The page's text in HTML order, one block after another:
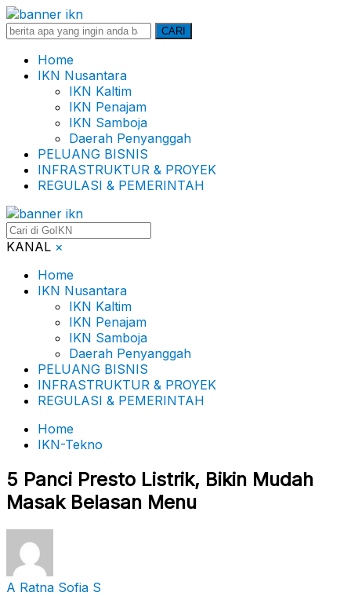
Search
CARI
Home
IKN Nusantara
IKN Kaltim
IKN Penajam
IKN Samboja
Daerah Penyanggah
PELUANG BISNIS
INFRASTRUKTUR & PROYEK
REGULASI & PEMERINTAH
KANAL ×
Home
IKN Nusantara
IKN Kaltim
IKN Penajam
IKN Samboja
Daerah Penyanggah
PELUANG BISNIS
INFRASTRUKTUR & PROYEK
REGULASI & PEMERINTAH
Home
IKN-Tekno
5 Panci Presto Listrik, Bikin Mudah
Masak Belasan Menu
A Ratna Sofia S